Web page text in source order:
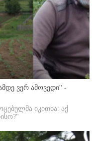
ვერ ამოვედი'' -
იკითხა: აქ